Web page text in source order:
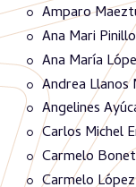
Amparo
Ana Mari
Ana María
Andrea Llanos
Angelines
Carlos Michel
Carmelo
Carmelo